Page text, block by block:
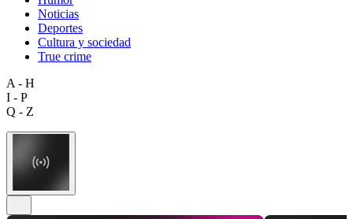
Noticias
Deportes
Cultura y sociedad
True crime
A - H
I - P
Q - Z